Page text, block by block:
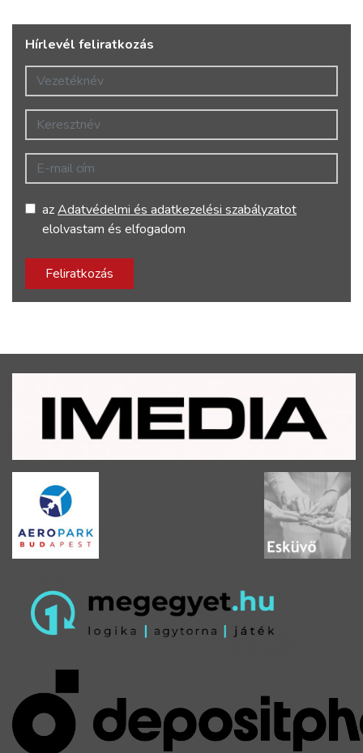
Hírlevél feliratkozás
Vezetéknév
Keresztnév
E-mail cím
azAdatvédelmi és adatkezelési szabályzatot
elolvastam és elfogadom
Feliratkozás